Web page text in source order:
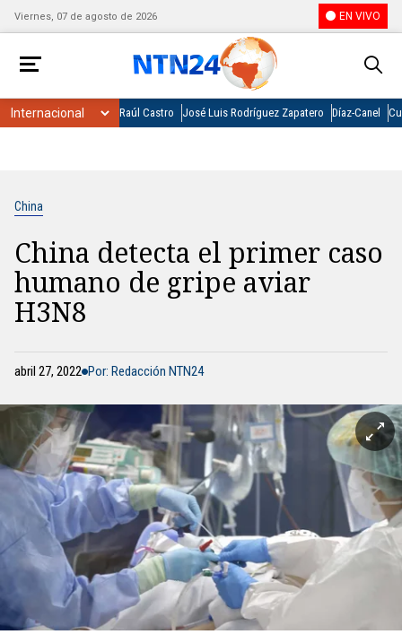
Viernes, 07 de agosto de 2026 EN VIVO
Raúl Castro José Luis Rodríguez Zapatero Díaz-Canel
China
China detecta el primer caso
humano de gripe aviar
H3N8
abril 27, 2022 Por: Redacción NTN24